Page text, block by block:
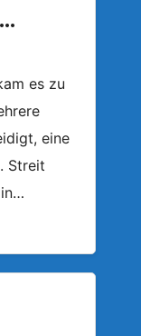
es zu
eine
Streit